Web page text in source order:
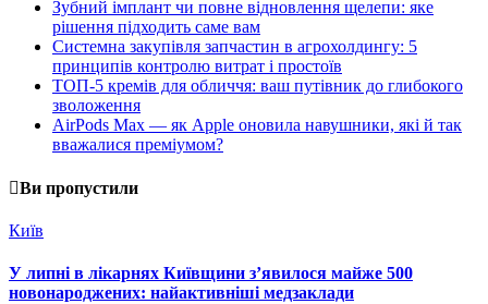
Зубний імплант чи повне відновлення щелепи: яке
рішення підходить саме вам
Системна закупівля запчастин в агрохолдингу: 5
принципів контролю витрат і простоїв
ТОП-5 кремів для обличчя: ваш путівник до глибокого
зволоження
AirPods Max — як Apple оновила навушники, які й так
вважалися преміумом?
Ви пропустили
Київ
У липні в лікарнях Київщини з’явилося майже 500
новонароджених: найактивніші медзаклади